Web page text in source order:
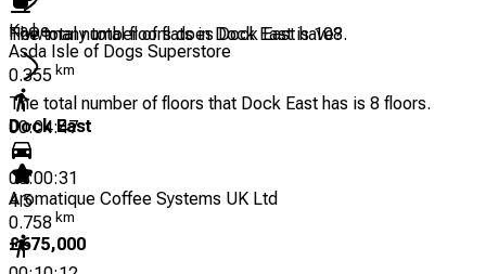
Кафе
Asda Isle of Dogs Superstore
0.355 km
00:04:47
00:00:31
Aromatique Coffee Systems UK Ltd
0.758 km
The total number of flats in Dock East is 108.
How many total floors does Dock East have?
The total number of floors that Dock East has is 8 floors.
Dock East
4.5
£675,000